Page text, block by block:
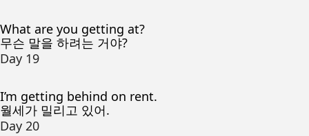
What are you getting at?
무슨 말을 하려는 거야?
Day 19
I’m getting behind on rent.
월세가 밀리고 있어.
Day 20